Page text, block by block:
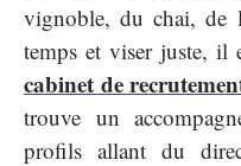
vignoble, du chai, de
temps et viser juste, il
cabinet de
trouve un
profils allant du